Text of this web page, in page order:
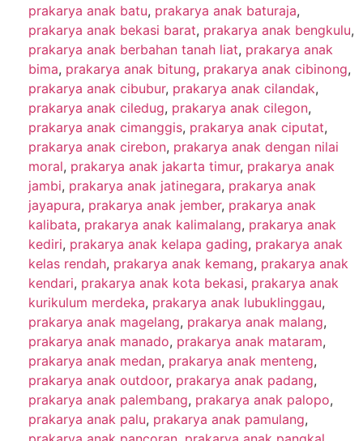
prakarya anak batu, prakarya anak baturaja,
prakarya anak bekasi barat, prakarya anak bengkulu,
prakarya anak berbahan tanah liat, prakarya anak
bima, prakarya anak bitung, prakarya anak cibinong,
prakarya anak cibubur, prakarya anak cilandak,
prakarya anak ciledug, prakarya anak cilegon,
prakarya anak cimanggis, prakarya anak ciputat,
prakarya anak cirebon, prakarya anak dengan nilai
moral, prakarya anak jakarta timur, prakarya anak
jambi, prakarya anak jatinegara, prakarya anak
jayapura, prakarya anak jember, prakarya anak
kalibata, prakarya anak kalimalang, prakarya anak
kediri, prakarya anak kelapa gading, prakarya anak
kelas rendah, prakarya anak kemang, prakarya anak
kendari, prakarya anak kota bekasi, prakarya anak
kurikulum merdeka, prakarya anak lubuklinggau,
prakarya anak magelang, prakarya anak malang,
prakarya anak manado, prakarya anak mataram,
prakarya anak medan, prakarya anak menteng,
prakarya anak outdoor, prakarya anak padang,
prakarya anak palembang, prakarya anak palopo,
prakarya anak palu, prakarya anak pamulang,